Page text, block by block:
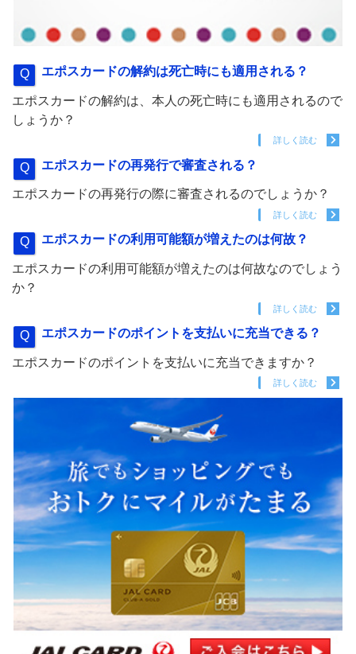
エポスカードの解約は死亡時にも適用される？
エポスカードの解約は、本人の死亡時にも適用されるので
しょうか？
詳しく読む
エポスカードの再発行で審査される？
エポスカードの再発行の際に審査されるのでしょうか？
詳しく読む
エポスカードの利用可能額が増えたのは何故？
エポスカードの利用可能額が増えたのは何故なのでしょう
か？
詳しく読む
エポスカードのポイントを支払いに充当できる？
エポスカードのポイントを支払いに充当できますか？
詳しく読む